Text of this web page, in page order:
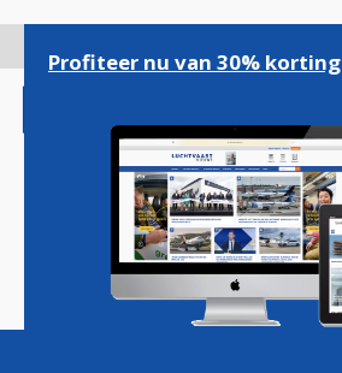
gaan
Magazine Podcasts
Profiteer nu van 30% korting